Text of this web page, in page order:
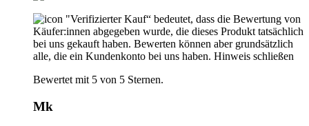
"Verifizierter Kauf“ bedeutet, dass die Bewertung von
Käufer:innen abgegeben wurde, die dieses Produkt tatsächlich
bei uns gekauft haben. Bewerten können aber grundsätzlich
alle, die ein Kundenkonto bei uns haben. Hinweis schließen
Bewertet mit 5 von 5 Sternen.
Mk